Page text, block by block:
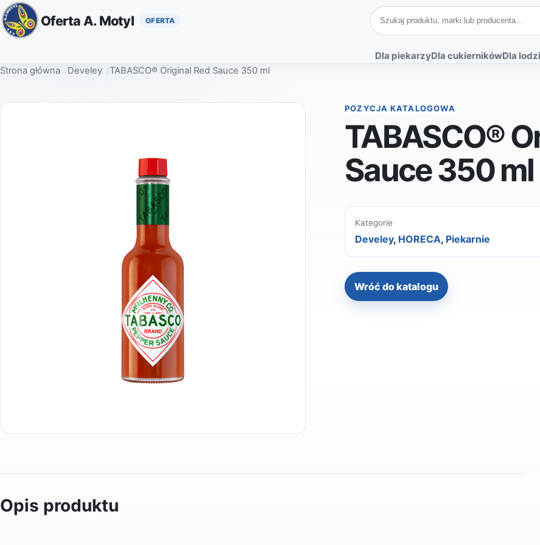
Oferta A. Motyl Szukaj produktów
Dla piekarzyDla cukiernikówDla
Strona główna Develey TABASCO® Original Red Sauce 350 ml
POZYCJA KATALOGOWA
TABASCO®
Sauce 350 ml
Kategorie
Develey, HORECA, Piekarnie
Wróć do katalogu
Opis produktu